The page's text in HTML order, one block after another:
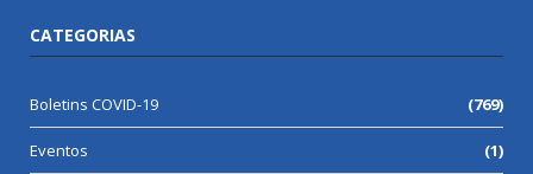
CATEGORIAS
Boletins COVID-19 (769)
Eventos (1)